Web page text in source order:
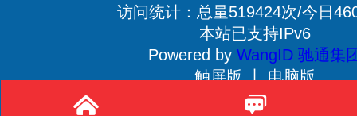
访问统计：总量519424次/今日
本站已支持IPv6
Powered by WangID 驰通集
触屏版 丨电脑版
贵公网安备 52011502001233号